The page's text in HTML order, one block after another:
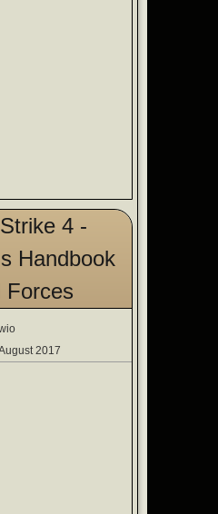
4 -
Handbook
Forces
2017